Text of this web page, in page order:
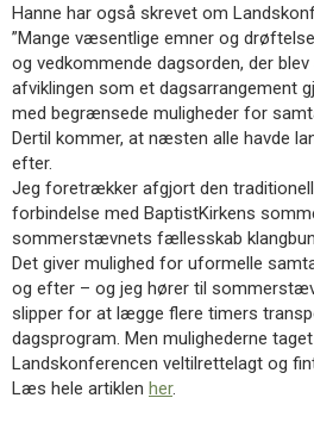
vores
Forrige
indlæg:
Månedens
indsamling
juni
og
juli
Hanne har også skrevet om
”Mange væsentlige emner og
og vedkommende dagsorden, der
afviklingen som et dagsarrangement
med begrænsede muligheder for
Dertil kommer, at næsten alle havde
efter.
Jeg foretrækker afgjort den
forbindelse med BaptistKirkens
sommerstævnets fællesskab
Det giver mulighed for uformelle
og efter – og jeg hører til
slipper for at lægge flere timers
dagsprogram. Men mulighederne
Landskonferencen veltilrettelagt og
Læs hele artiklen her.